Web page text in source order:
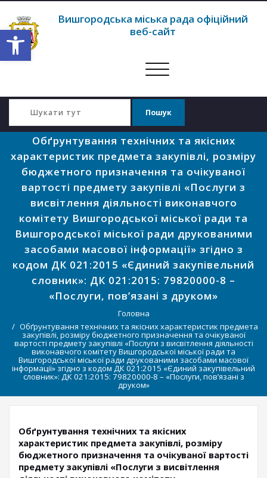
Відкрити Панель інструментів
Вишгородська міська рада офіційний
веб-сайт
Перемкнути
Обґрунтування технічних та якісних
характеристик предмета закупівлі, розміру
бюджетного призначення та очікуваної
вартості предмету закупівлі «Послуги з
висвітлення діяльності виконавчого
комітету Вишгородської міської ради та
Вишгородської міської ради друкованими
засобами масової інформації» згідно з
кодом ДК 021:2015 «Єдиний закупівельний
словник»: ДК 021:2015: 79820000-8 –
«Послуги, пов’язані з друком»
Головна
Обґрунтування технічних та якісних характеристик предмета
закупівлі, розміру бюджетного призначення та очікуваної
вартості предмету закупівлі «Послуги з висвітлення діяльності
виконавчого комітету Вишгородської міської ради та
Вишгородської міської ради друкованими засобами масової
інформації» згідно з кодом ДК 021:2015 «Єдиний закупівельний
словник»: ДК 021:2015: 79820000-8 – «Послуги, пов’язані з
друком»
Обґрунтування технічних та якісних
характеристик предмета закупівлі, розміру
бюджетного призначення та очікуваної вартості
предмету закупівлі «Послуги з висвітлення